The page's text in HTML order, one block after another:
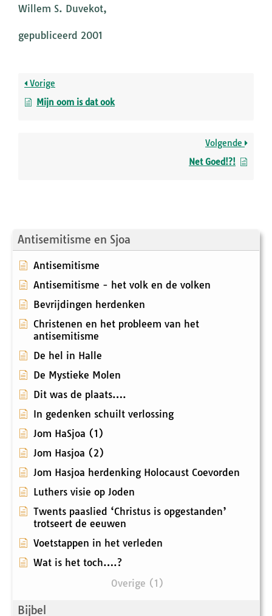
Antisemitisme en Sjoa
Antisemitisme
Antisemitisme - het volk en de volken
Bevrijdingen herdenken
Christenen en het probleem van het
antisemitisme
De hel in Halle
De Mystieke Molen
Dit was de plaats….
In gedenken schuilt verlossing
Jom HaSjoa (1)
Jom Hasjoa (2)
Jom Hasjoa herdenking Holocaust Coevorden
Luthers visie op Joden
Twents paaslied ‘Christus is opgestanden’
trotseert de eeuwen
Voetstappen in het verleden
Wat is het toch….?
Overige (1)
Bijbel
Willem S. Duvekot,
gepubliceerd 2001
Vorige
Mijn oom is dat ook
Volgende
Net Goed!?!